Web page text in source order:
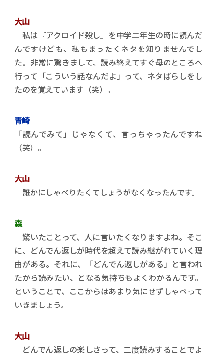
大山
私は『アクロイド殺し』を中学二年生の時に読んだ
んですけども、私もまったくネタを知りませんでし
た。非常に驚きまして、読み終えてすぐ母のところへ
行って「こういう話なんだよ」って、ネタばらしをし
たのを覚えています（笑）。
青崎
「読んでみて」じゃなくて、言っちゃったんですね
（笑）。
大山
誰かにしゃべりたくてしょうがなくなったんです。
森
驚いたことって、人に言いたくなりますよね。そこ
に、どんでん返しが時代を超えて読み継がれていく理
由がある。それに、「どんでん返しがある」と言われ
たから読みたい、となる気持ちもよくわかるんです。
ということで、ここからはあまり気にせずしゃべって
いきましょう。
大山
どんでん返しの楽しさって、二度読みすることでよ